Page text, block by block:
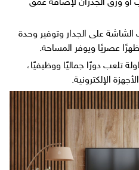
أو ورق الجدران لإضافة عمق
الشاشة على الجدار وتوفير وحدة
عصريًا ويوفر المساحة.
تلعب دورًا جماليًا ووظيفيًا،
الإلكترونية.